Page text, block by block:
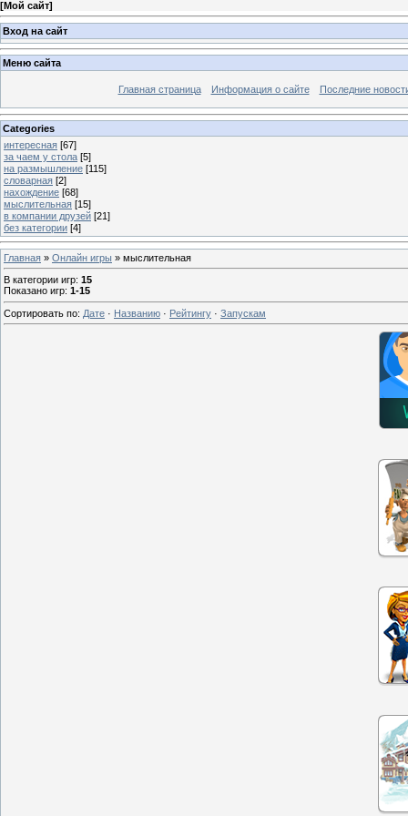
[Мой сайт]
Вход на сайт
Меню сайта
Главная страница Информация о сайте Последние
Categories
интересная [67]
за чаем у стола [5]
на размышление [115]
словарная [2]
нахождение [68]
мыслительная [15]
в компании друзей [21]
без категории [4]
Главная » Онлайн игры » мыслительная
В категории игр: 15
Показано игр: 1-15
Сортировать по: Дате · Названию · Рейтингу · Запускам